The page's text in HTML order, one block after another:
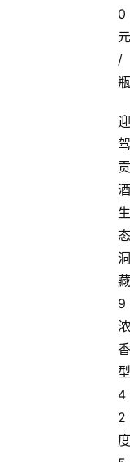
0
元
/
瓶
迎
驾
贡
酒
生
态
洞
藏
9
浓
香
型
4
2
度